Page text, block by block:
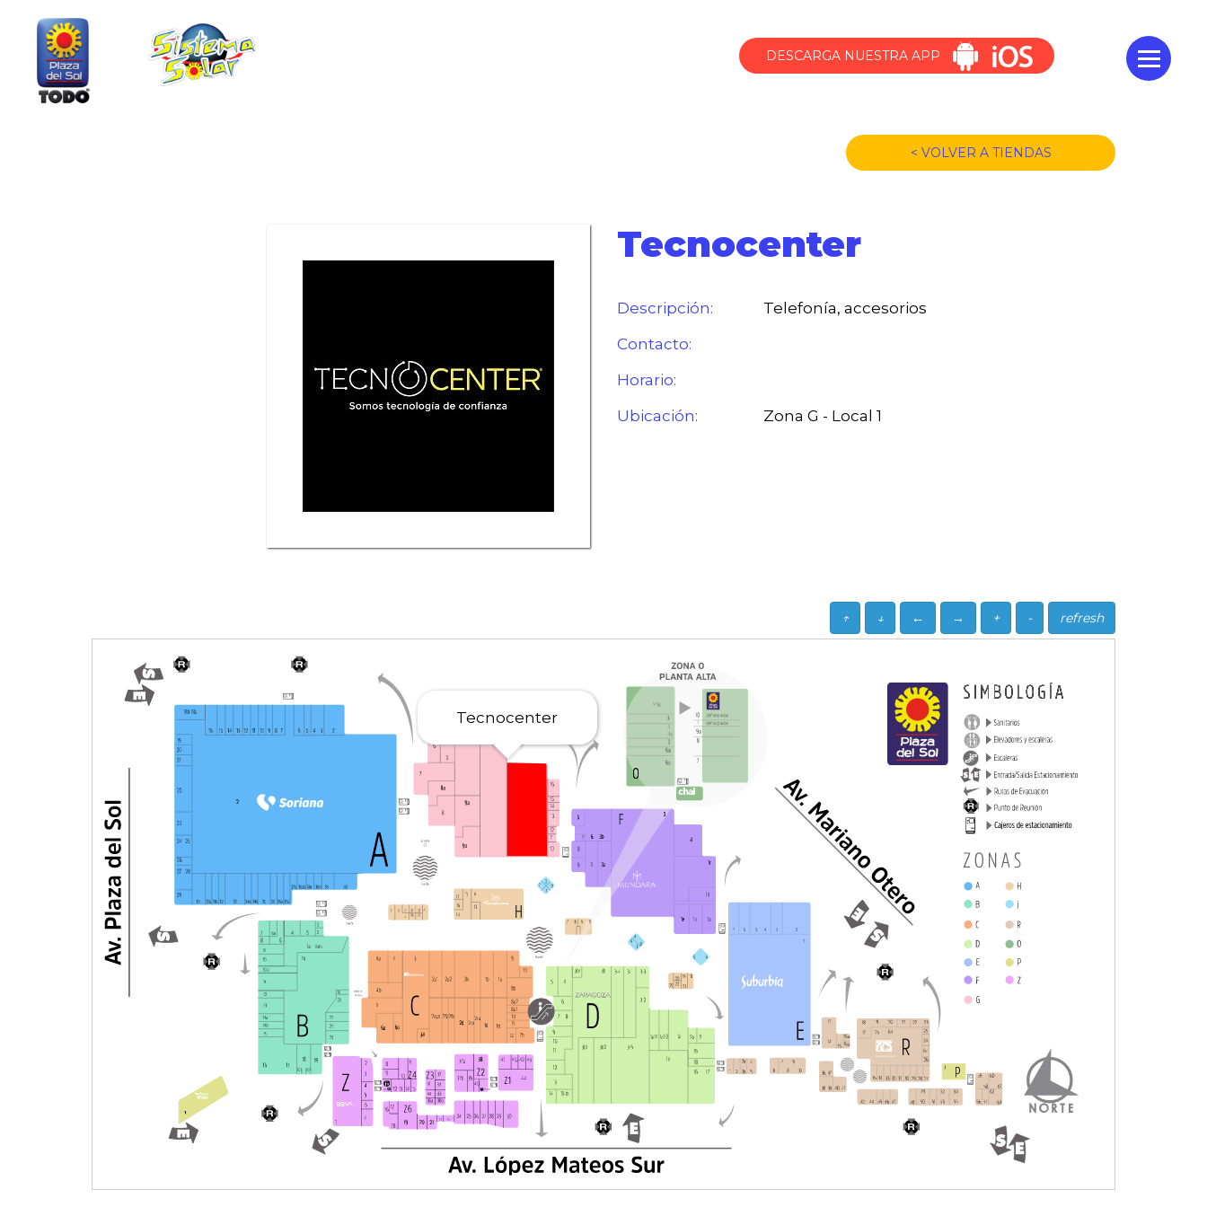
DESCARGA NUESTRA APP
< VOLVER A TIENDAS
Tecnocenter
Descripción:
Telefonía, accesorios
Contacto:
Horario:
Ubicación:
Zona G - Local 1
refresh
-
+
→
←
↓
↑
Tecnocenter